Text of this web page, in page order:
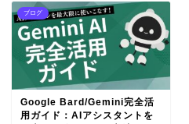
ブログ
Google Bard/Gemini完全活
用ガイド：AIアシスタントを